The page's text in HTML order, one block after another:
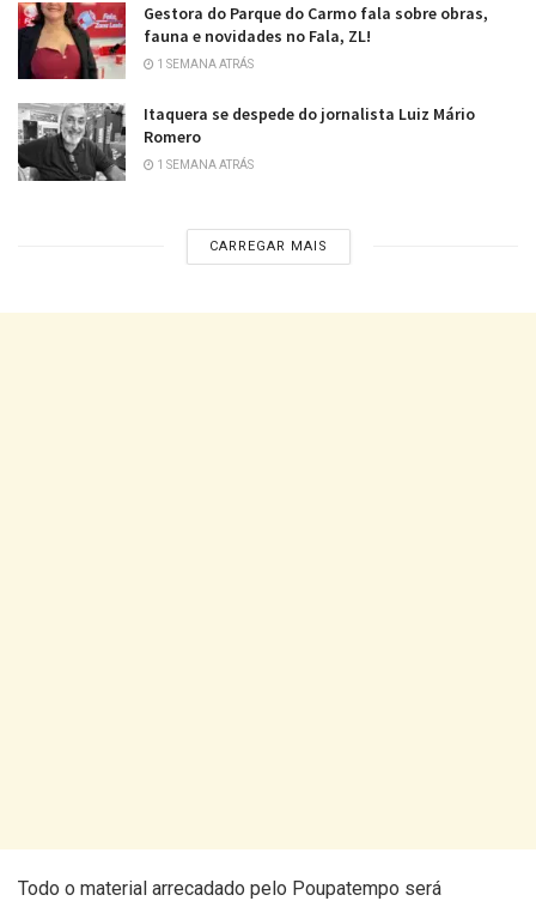
Gestora do Parque do Carmo fala sobre obras,
fauna e novidades no Fala, ZL!
1 SEMANA ATRÁS
Itaquera se despede do jornalista Luiz Mário
Romero
1 SEMANA ATRÁS
CARREGAR MAIS
Todo o material arrecadado pelo Poupatempo será